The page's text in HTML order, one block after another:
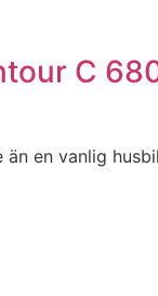
C
en vanlig